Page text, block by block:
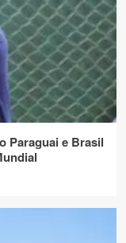
Paraguai e Brasil